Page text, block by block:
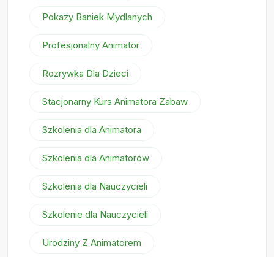
Pokazy Baniek Mydlanych
Profesjonalny Animator
Rozrywka Dla Dzieci
Stacjonarny Kurs Animatora Zabaw
Szkolenia dla Animatora
Szkolenia dla Animatorów
Szkolenia dla Nauczycieli
Szkolenie dla Nauczycieli
Urodziny Z Animatorem